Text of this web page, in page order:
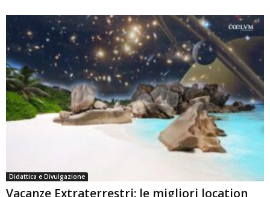
Didattica e Divulgazione
Vacanze Extraterrestri: le migliori location